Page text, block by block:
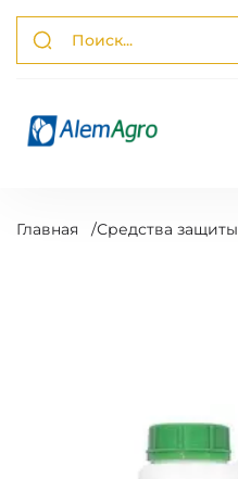
Главная /Средства защиты